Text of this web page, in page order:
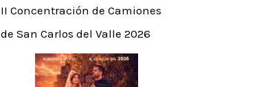
II Concentración de Camiones
de San Carlos del Valle 2026